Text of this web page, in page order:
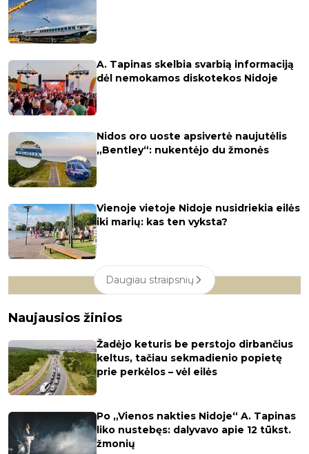
A. Tapinas skelbia svarbią informaciją
dėl nemokamos diskotekos Nidoje
Nidos oro uoste apsivertė naujutėlis
„Bentley“: nukentėjo du žmonės
Vienoje vietoje Nidoje nusidriekia eilės
iki marių: kas ten vyksta?
Daugiau straipsnių
Naujausios žinios
Žadėjo keturis be perstojo dirbančius
keltus, tačiau sekmadienio popietę
prie perkėlos – vėl eilės
Po „Vienos nakties Nidoje“ A. Tapinas
liko nustebęs: dalyvavo apie 12 tūkst.
žmonių